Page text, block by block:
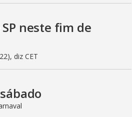
neste fim de
diz CET